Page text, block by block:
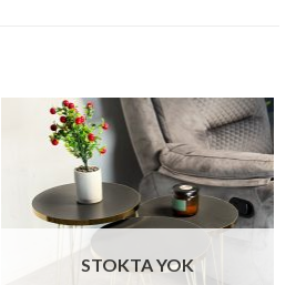
İstek
Listeme
Ekle
STOKTA YOK